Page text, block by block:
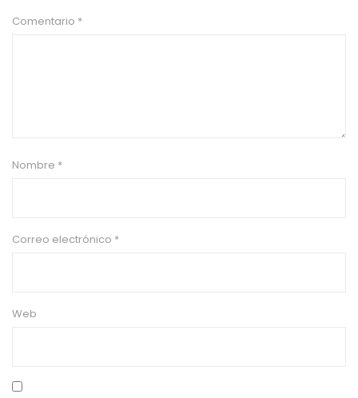
Comentario *
Nombre *
Correo electrónico *
Web